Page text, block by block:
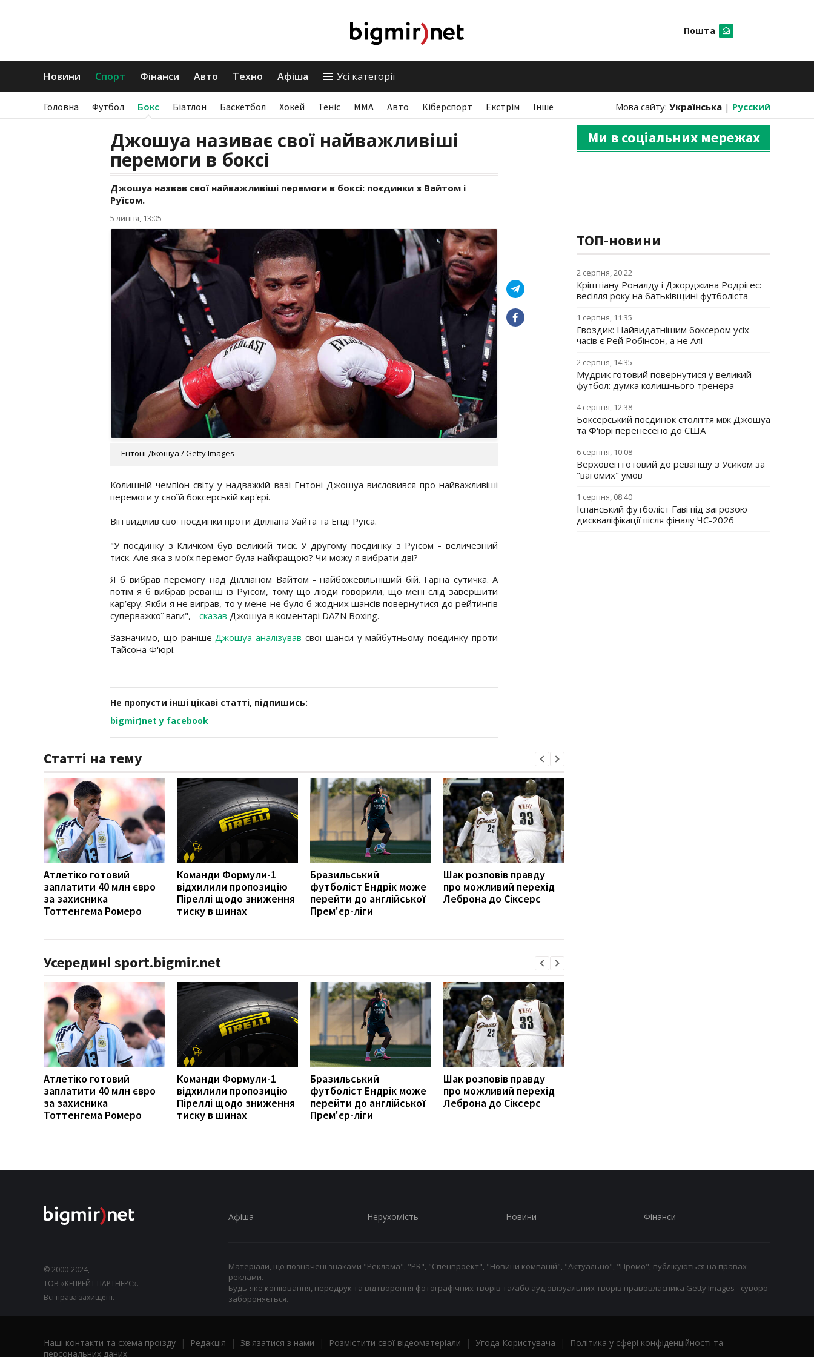
Пошта
Новини Спорт Фінанси Авто Техно Афіша Усі категорії
Головна Футбол Бокс Біатлон Баскетбол Хокей Теніс ММА Авто Кіберспорт Екстрім Інше Мова сайту: Українська | Русский
Джошуа називає свої найважливіші
перемоги в боксі
Джошуа назвав свої найважливіші перемоги в боксі: поєдинки з Вайтом і
Руїсом.
5 липня, 13:05
Ентоні Джошуа / Getty Images
Колишній чемпіон світу у надважкій вазі Ентоні Джошуа висловився про найважливіші
перемоги у своїй боксерській кар'єрі.
Він виділив свої поєдинки проти Ділліана Уайта та Енді Руїса.
"У поєдинку з Кличком був великий тиск. У другому поєдинку з Руїсом - величезний
тиск. Але яка з моїх перемог була найкращою? Чи можу я вибрати дві?
Я б вибрав перемогу над Ділліаном Вайтом - найбожевільніший бій. Гарна сутичка. А
потім я б вибрав реванш із Руїсом, тому що люди говорили, що мені слід завершити
кар’єру. Якби я не виграв, то у мене не було б жодних шансів повернутися до рейтингів
суперважкої ваги", - сказав Джошуа в коментарі DAZN Boxing.
Зазначимо, що раніше Джошуа аналізувавсвої шанси у майбутньому поєдинку проти
Тайсона Ф'юрі.
Не пропусти інші цікаві статті, підпишись:
bigmir)net у facebook
Статті на тему
Атлетіко готовий
заплатити 40 млн євро
за захисника
Тоттенгема Ромеро
Команди Формули-1
відхилили пропозицію
Піреллі щодо зниження
тиску в шинах
Бразильський
футболіст Ендрік може
перейти до англійської
Прем'єр-ліги
Шак розповів правду
про можливий перехід
Леброна до Сіксерс
Усередині sport.bigmir.net
Атлетіко готовий
заплатити 40 млн євро
за захисника
Тоттенгема Ромеро
Команди Формули-1
відхилили пропозицію
Піреллі щодо зниження
тиску в шинах
Бразильський
футболіст Ендрік може
перейти до англійської
Прем'єр-ліги
Шак розповів правду
про можливий перехід
Леброна до Сіксерс
Ми в соціальних мережах
ТОП-новини
2 серпня, 20:22
Кріштіану Роналду і Джорджина Родрігес:
весілля року на батьківщині футболіста
1 серпня, 11:35
Гвоздик: Найвидатнішим боксером усіх
часів є Рей Робінсон, а не Алі
2 серпня, 14:35
Мудрик готовий повернутися у великий
футбол: думка колишнього тренера
4 серпня, 12:38
Боксерський поєдинок століття між Джошуа
та Ф'юрі перенесено до США
6 серпня, 10:08
Верховен готовий до реваншу з Усиком за
"вагомих" умов
1 серпня, 08:40
Іспанський футболіст Гаві під загрозою
дискваліфікації після фіналу ЧС-2026
© 2000-2024,
ТОВ «КЕПРЕЙТ ПАРТНЕРС».
Всі права захищені.
Афіша Нерухомість Новини Фінанси
Матеріали, що позначені знаками "Реклама", "PR", "Спецпроект", "Новини компаній", "Актуально", "Промо", публікуються на правах
реклами.
Будь-яке копіювання, передрук та відтворення фотографічних творів та/або аудіовізуальних творів правовласника Getty Images - суворо
забороняється.
Наші контакти та схема проїзду | Редакція | Зв'язатися з нами | Розмістити свої відеоматеріали | Угода Користувача |
Політика у сфері конфіденційності та
персональних даних